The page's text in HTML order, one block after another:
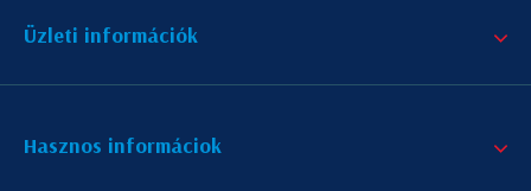
Üzleti információk
Hasznos informáciok